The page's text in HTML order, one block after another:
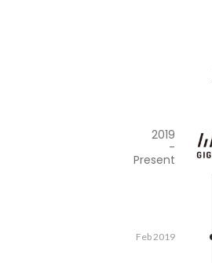
2019
-
Present
Feb 2019